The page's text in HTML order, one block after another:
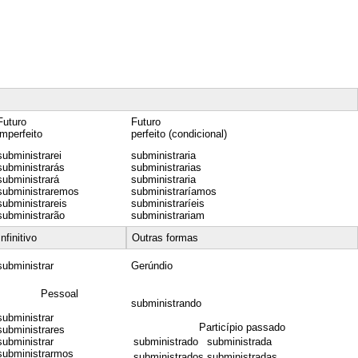
Futuro
perfeito (condicional)
subministraria
subministrarias
subministraria
subministraríamos
subministraríeis
subministrariam
Infinitivo Outras formas
Gerúndio
Pessoal
subministrando
Particípio passado
subministrado
subministrada